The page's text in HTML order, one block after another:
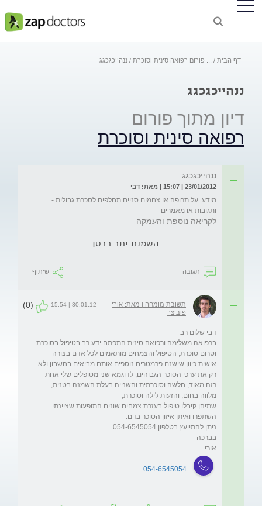
דף הבית פורום רפואה סינית וסוכרת ננהייכגכגג
ננהייכגכגג
דיון מתוך פורום
רפואה סינית וסוכרת
ננהייכגכגג
23/01/2012 | 15:07 | מאת: דבי
מידע  על תרופה או צחמים סניים תחלפים לסכרת גבולית -
ותגובות או מאמרים
לקריאה נוספת והעמקה
השמנת יתר בבטן
תגובה שיתוף
תשובת מומחה | מאת: אורי
פוביצר
30.01.12 | 15:54
(0)
ברפואה משלימה ורפואה סינית התפתח ידע רב בטיפול בסוכרת
וטרום סוכרת, הטיפול והצמחים מותאמים לכל אדם בצורה
אישית כיוון שישנם פרמטרים נוספים אותם מביאים בחשבון ולא
רק את ערכי הסוכר הגבוהים, לדוגמא שני מטופלים שלי אחת
רזה מאוד, חלשה וסוכרתית והשנייה בעלת השמנה בטנית,
שתיהן קיבלו טיפול בעזרת צמחים שונים התופעות שציינתי
אורי
054-6545054